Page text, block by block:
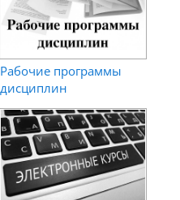
Рабочие программы
дисциплин